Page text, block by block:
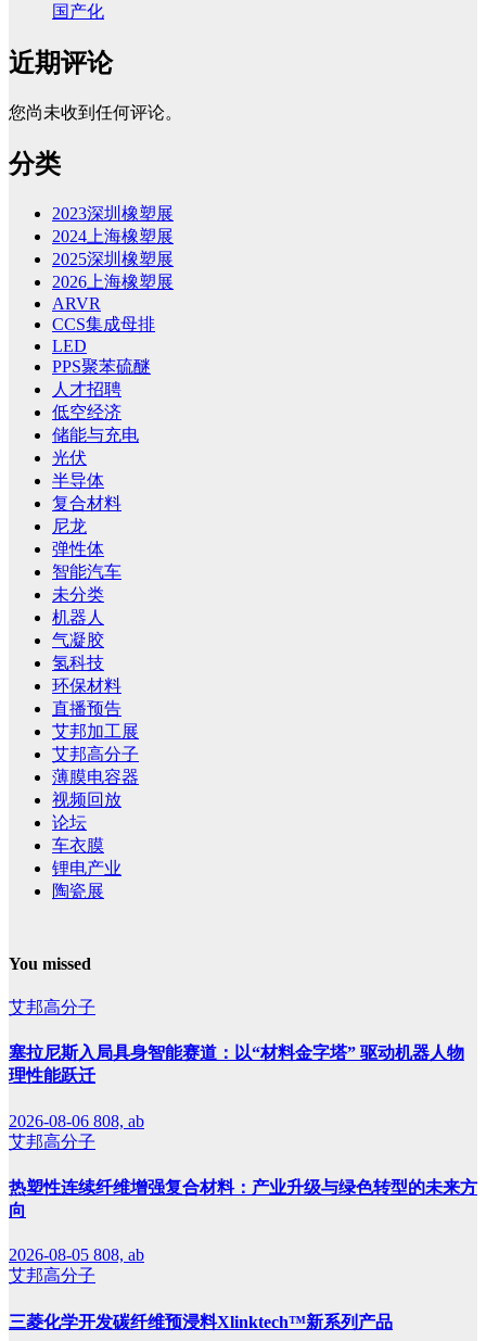
国产化
近期评论
您尚未收到任何评论。
分类
2023深圳橡塑展
2024上海橡塑展
2025深圳橡塑展
2026上海橡塑展
ARVR
CCS集成母排
LED
PPS聚苯硫醚
人才招聘
低空经济
储能与充电
光伏
半导体
复合材料
尼龙
弹性体
智能汽车
未分类
机器人
气凝胶
氢科技
环保材料
直播预告
艾邦加工展
艾邦高分子
薄膜电容器
视频回放
论坛
车衣膜
锂电产业
陶瓷展
You missed
艾邦高分子
塞拉尼斯入局具身智能赛道：以“材料金字塔” 驱动机器人物
理性能跃迁
2026-08-06 808, ab
艾邦高分子
热塑性连续纤维增强复合材料：产业升级与绿色转型的未来方
向
2026-08-05 808, ab
艾邦高分子
三菱化学开发碳纤维预浸料Xlinktech™新系列产品